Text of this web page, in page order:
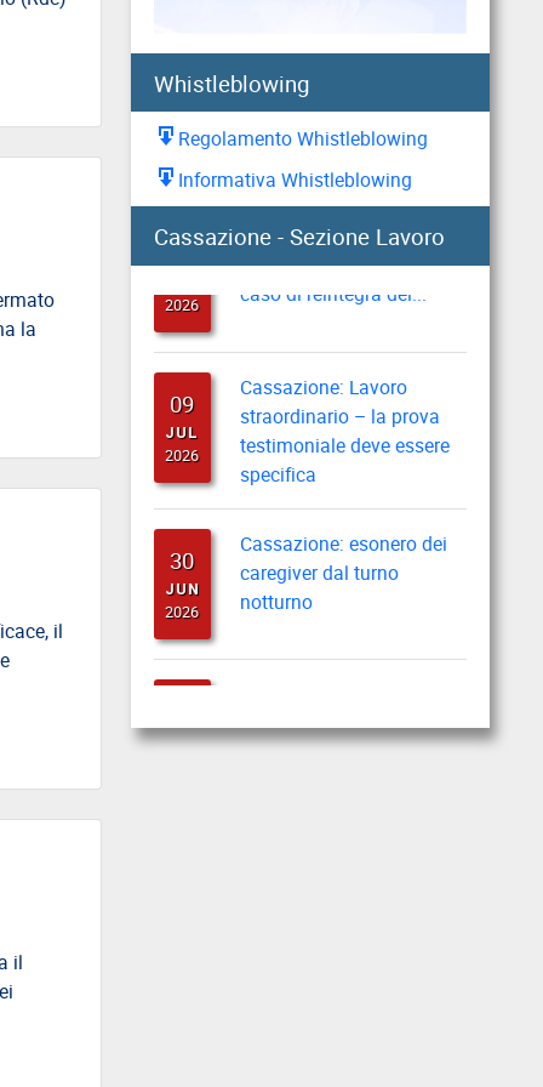
la
il
il
05
AUG
2026
Assegno unico: esteso il
servizio di video guida
Whistleblowing
Regolamento Whistleblowing
Informativa Whistleblowing
Cassazione - Sezione Lavoro
10
JUL
Cassazione: recupero
indennità di preavviso in
caso di reintegra del...
JUL
2026
straordinario – la prova
testimoniale deve essere
specifica
JUN
2026
caregiver dal turno
notturno
22
2026
periodo feriale